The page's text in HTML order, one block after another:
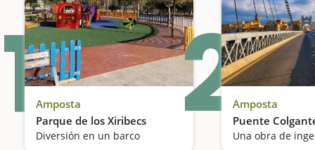
1Amposta
Parque de los Xiribecs
Diversión en un barco 2Amposta
Puente